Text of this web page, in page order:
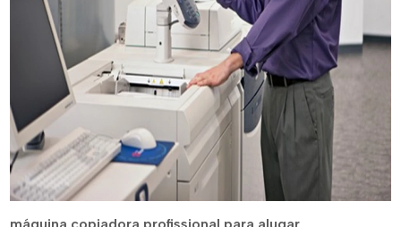
máquina copiadora profissional para alugar